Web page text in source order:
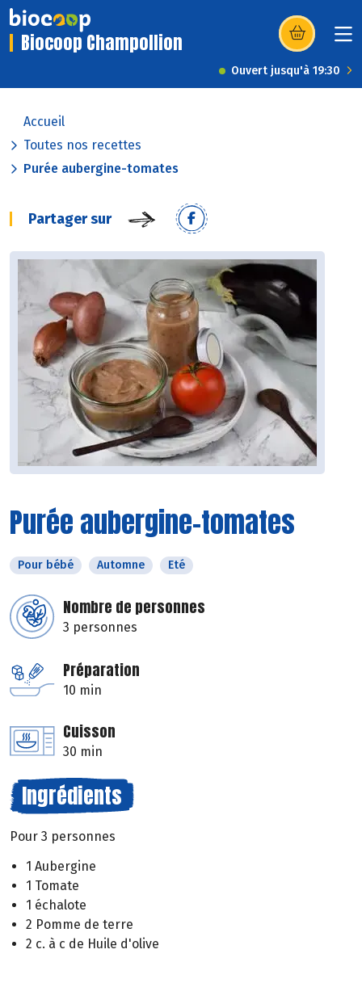
Biocoop Champollion (s’ouvre dans
Ouvert jusqu'à 19:30
Accueil
Toutes nos recettes
Purée aubergine-tomates
Partager sur
Purée aubergine-tomates
Pour bébé Automne Eté
Nombre de personnes
3 personnes
Préparation
10 min
Cuisson
30 min
Ingrédients
Pour 3 personnes
1 Aubergine
1 Tomate
1 échalote
2 Pomme de terre
2 c. à c de Huile d'olive